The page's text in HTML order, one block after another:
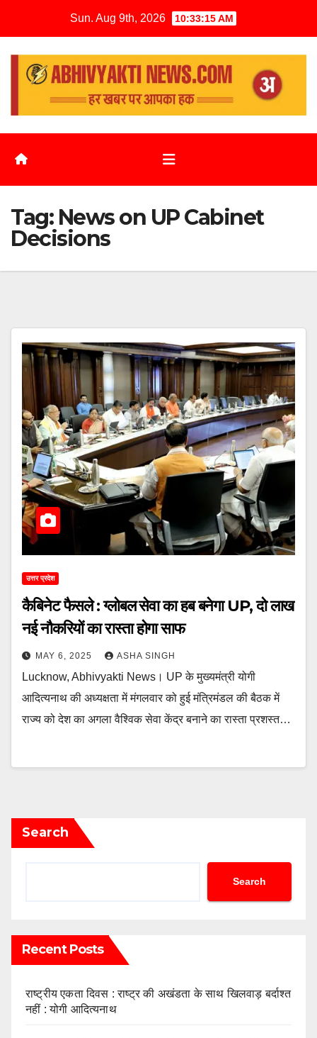
Sun. Aug 9th, 2026 10:33:15 AM
Tag: News on UP Cabinet
Decisions
उत्तर प्रदेश
कैबिनेट फैसले : ग्लोबल सेवा का हब बनेगा UP, दो लाख
नई नौकरियों का रास्ता होगा साफ
MAY 6, 2025 ASHA SINGH
Lucknow, Abhivyakti News। UP के मुख्यमंत्री योगी
आदित्यनाथ की अध्यक्षता में मंगलवार को हुई मंत्रिमंडल की बैठक में
राज्य को देश का अगला वैश्विक सेवा केंद्र बनाने का रास्ता प्रशस्त…
Search
Search
Recent Posts
राष्ट्रीय एकता दिवस : राष्ट्र की अखंडता के साथ खिलवाड़ बर्दाश्त
नहीं : योगी आदित्यनाथ